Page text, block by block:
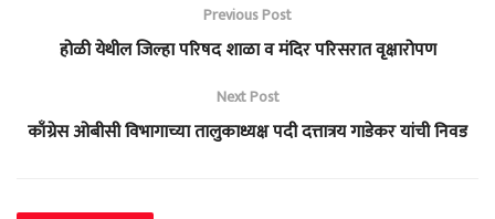
Previous Post
होळी येथील जिल्हा परिषद शाळा व मंदिर परिसरात वृक्षारोपण
Next Post
काँग्रेस ओबीसी विभागाच्या तालुकाध्यक्ष पदी दत्तात्रय गाडेकर यांची निवड